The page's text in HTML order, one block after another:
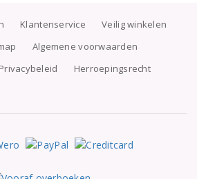
Klantenservice
Veilig winkelen
Algemene voorwaarden
Privacybeleid Herroepingsrecht